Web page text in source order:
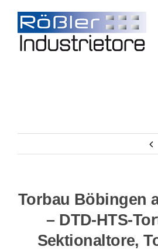
content
Torbau Böbingen
– DTD-HTS-
Sektionaltore,